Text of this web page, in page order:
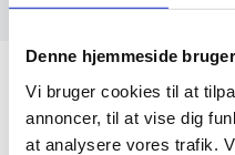
Denne hjemmeside
Vi bruger cookies til at
annoncer, til at vise dig
at analysere vores trafik.
Alt i spejle
Spejlbutikken.dk ejes af: